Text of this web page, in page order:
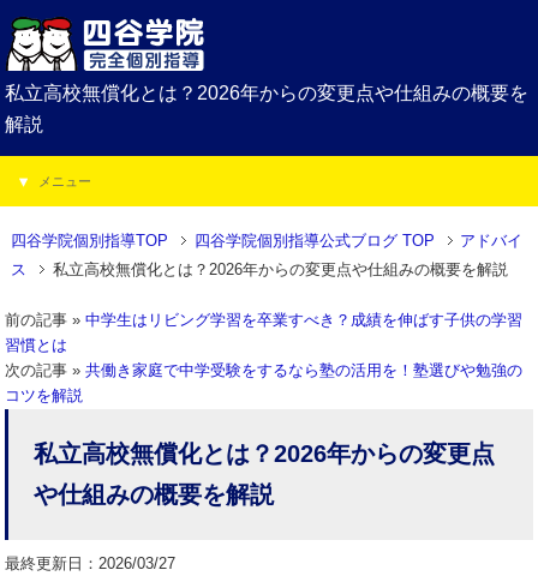
私立高校無償化とは？2026年からの変更点や仕組みの概要を
解説
メニュー
四谷学院個別指導TOP 四谷学院個別指導公式ブログ TOP
アドバイ
ス
私立高校無償化とは？2026年からの変更点や仕組みの概要を解説
前の記事 »中学生はリビング学習を卒業すべき？成績を伸ばす子供の学習
習慣とは
次の記事 »共働き家庭で中学受験をするなら塾の活用を！塾選びや勉強の
コツを解説
私立高校無償化とは？2026年からの変更点
や仕組みの概要を解説
最終更新日：2026/03/27